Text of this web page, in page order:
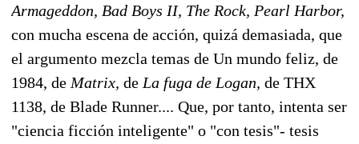
Armageddon, Bad Boys II, The Rock, Pearl Harbor,
con mucha escena de acción, quizá demasiada, que
el argumento mezcla temas de Un mundo feliz, de
1984, de Matrix, de La fuga de Logan, de THX
1138, de Blade Runner.... Que, por tanto, intenta ser
"ciencia ficción inteligente" o "con tesis"- tesis